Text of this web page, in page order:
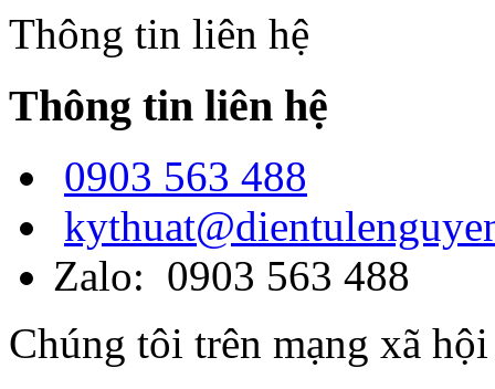
Thông tin liên hệ
Thông tin liên hệ
0903 563 488
Zalo: 0903 563 488
Chúng tôi trên mạng xã hội